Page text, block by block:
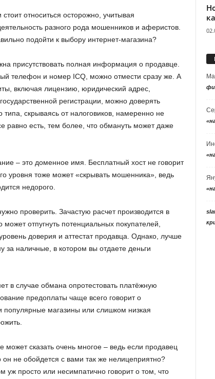
относиться осторожно, учитывая
разного рода мошенников и аферистов.
подойти к выбору интернет-магазина?
присутствовать полная информация о продавце.
телефон и номер ICQ, можно отмести сразу же. А
включая лицензию, юридический адрес,
регистрации, можно доверять
скрываясь от налоговиков, намеренно не
равно есть, тем более, что обмануть может даже
– это доменное имя. Бесплатный хост не говорит
уровня тоже может «скрывать мошенника», ведь
недорого.
проверить. Зачастую расчет производится в
отпугнуть потенциальных покупателей,
доверия и аттестат продавца. Однако, лучше
за наличные, в котором вы отдаете деньги
в случае обмана опротестовать платёжную
предоплаты чаще всего говорит о
популярные магазины или слишком низкая
сказать очень многое – ведь если продавец
он не обойдется с вами так же нелицеприятно?
просто или несимпатично говорит о том, что